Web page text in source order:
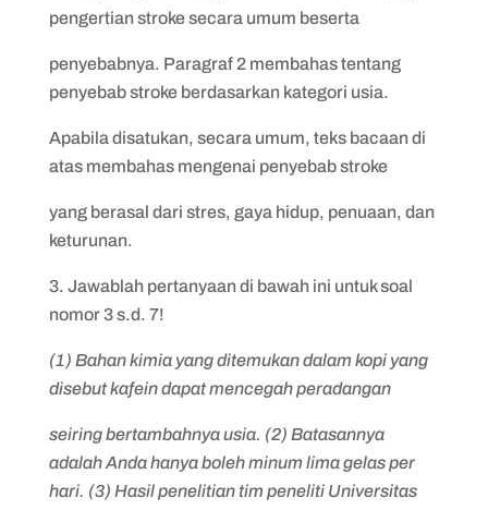
pengertian stroke secara umum beserta
penyebabnya. Paragraf 2 membahas tentang
penyebab stroke berdasarkan kategori usia.
Apabila disatukan, secara umum, teks bacaan di
atas membahas mengenai penyebab stroke
yang berasal dari stres, gaya hidup, penuaan, dan
keturunan.
3. Jawablah pertanyaan di bawah ini untuk soal
nomor 3 s.d. 7!
(1) Bahan kimia yang ditemukan dalam kopi yang
disebut kafein dapat mencegah peradangan
seiring bertambahnya usia. (2) Batasannya
adalah Anda hanya boleh minum lima gelas per
hari. (3) Hasil penelitian tim peneliti Universitas